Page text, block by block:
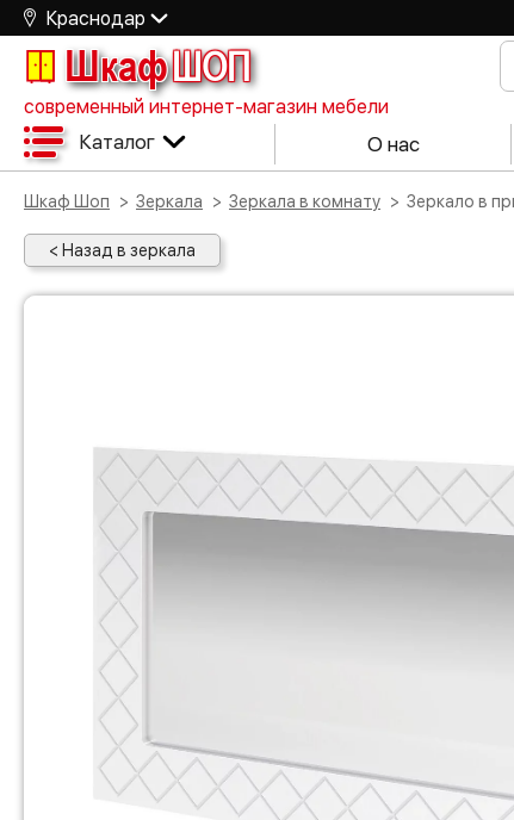
Краснодар
ШкафШОП
современный интернет-магазин мебели
Каталог О нас
Шкаф Шоп Зеркала Зеркала в комнату Зеркало в
< Назад в зеркала